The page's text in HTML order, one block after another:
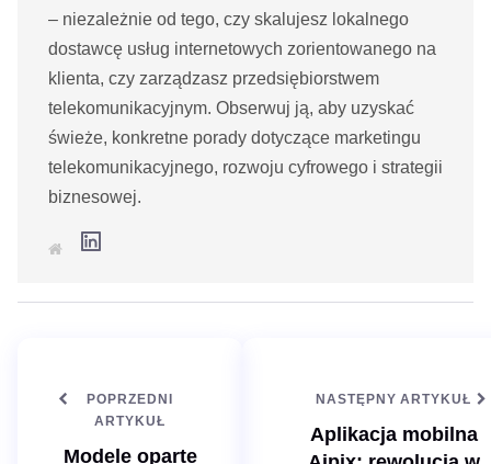
– niezależnie od tego, czy skalujesz lokalnego
dostawcę usług internetowych zorientowanego na
klienta, czy zarządzasz przedsiębiorstwem
telekomunikacyjnym. Obserwuj ją, aby uzyskać
świeże, konkretne porady dotyczące marketingu
telekomunikacyjnego, rozwoju cyfrowego i strategii
biznesowej.
r
t
POPRZEDNI
ARTYKUŁ
Modele oparte
NASTĘPNY ARTYKUŁ
Aplikacja mobilna